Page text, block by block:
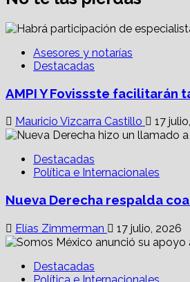
Asesores y notarías
Destacadas
AMPI Y Fovissste
Mauricio Vizcarra Castillo 17
Destacadas
Política e Internacionales
Nueva Derecha respalda
Elías Zimmerman 17 julio, 2026
Destacadas